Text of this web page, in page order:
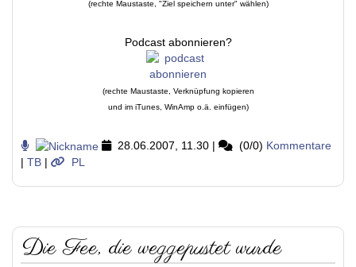
(rechte Maustaste, "Ziel speichern unter" wählen)
Podcast abonnieren?
(rechte Maustaste, Verknüpfung kopieren
und im iTunes, WinAmp o.ä. einfügen)
28.06.2007, 11.30 | (0/0) Kommentare
| TB | PL
Die Fee, die weggepustet wurde